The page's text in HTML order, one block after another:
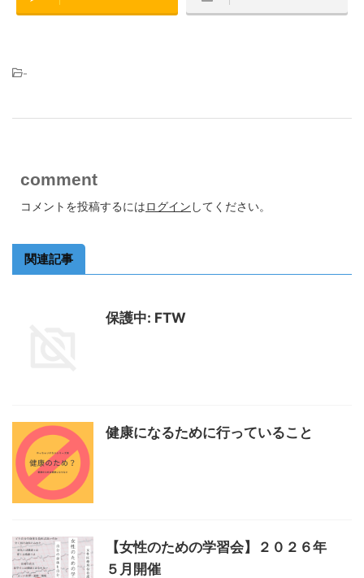
-
comment
コメントを投稿するにはログイン してください。
関連記事
保護中: FTW
健康になるために行っていること
【女性のための学習会】２０２６年
５月開催